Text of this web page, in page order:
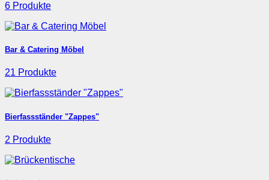
6 Produkte
Bar & Catering Möbel
21 Produkte
Bierfassständer "Zappes"
2 Produkte